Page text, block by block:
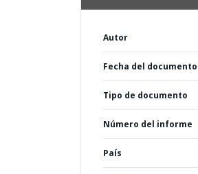
Autor
Fecha del documento
Tipo de documento
Número del informe
País